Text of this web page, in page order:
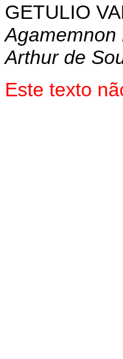
GETULIO
Agamemnon
Arthur de
Este texto